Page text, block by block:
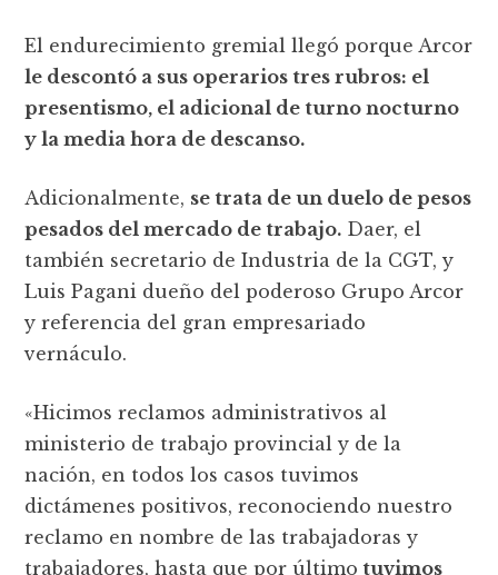
El endurecimiento gremial llegó porque Arcor
le descontó a sus operarios tres rubros: el
presentismo, el adicional de turno nocturno
y la media hora de descanso.
Adicionalmente, se trata de un duelo de pesos
pesados del mercado de trabajo. Daer, el
también secretario de Industria de la CGT, y
Luis Pagani dueño del poderoso Grupo Arcor
y referencia del gran empresariado
vernáculo.
«Hicimos reclamos administrativos al
ministerio de trabajo provincial y de la
nación, en todos los casos tuvimos
dictámenes positivos, reconociendo nuestro
reclamo en nombre de las trabajadoras y
trabajadores, hasta que por último tuvimos